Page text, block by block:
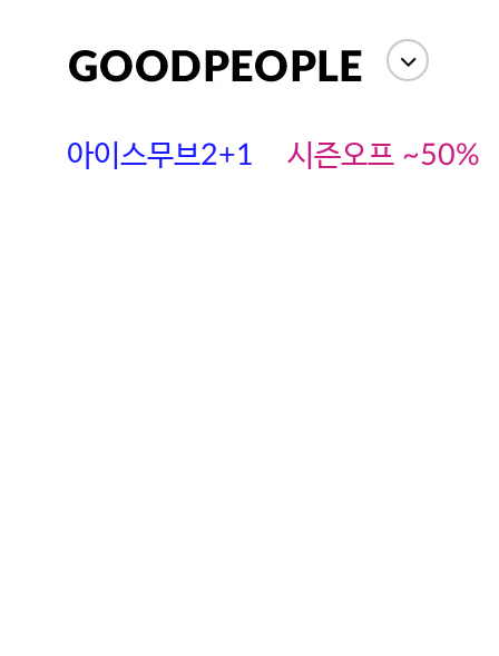
아이스무브2+1 시즌오프 ~50%